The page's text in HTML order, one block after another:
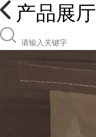
产品展厅